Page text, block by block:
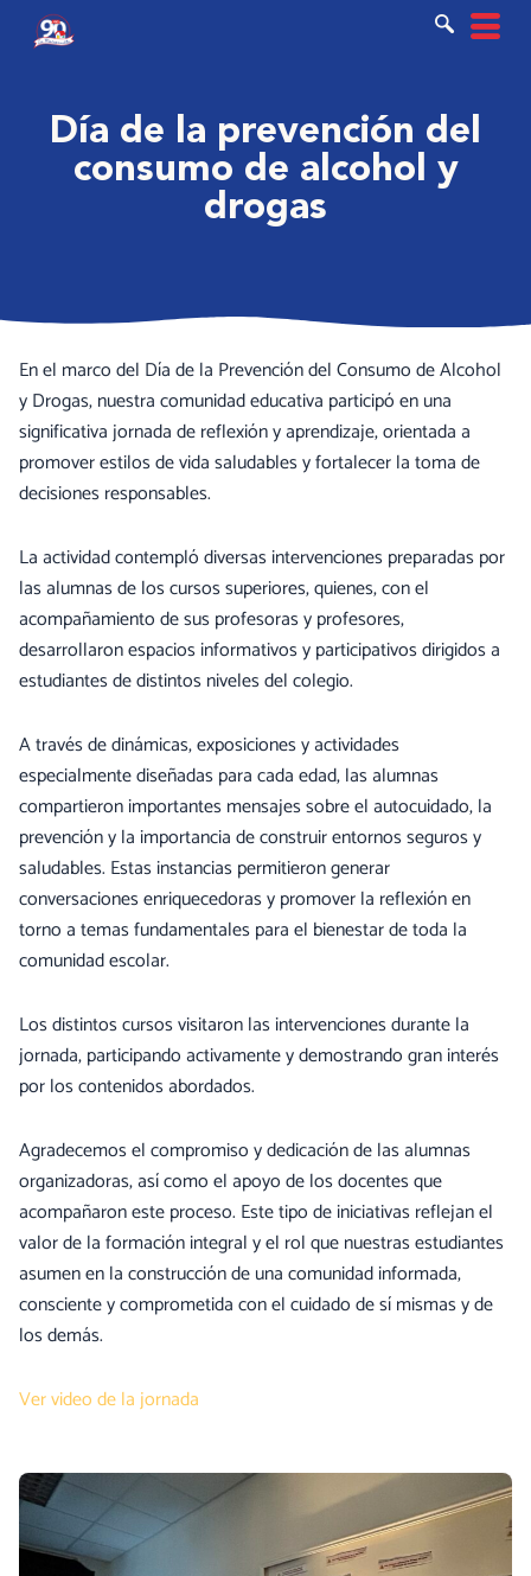
Día de la prevención del
consumo de alcohol y
drogas
En el marco del Día de la Prevención del Consumo de Alcohol
y Drogas, nuestra comunidad educativa participó en una
significativa jornada de reflexión y aprendizaje, orientada a
promover estilos de vida saludables y fortalecer la toma de
decisiones responsables.
La actividad contempló diversas intervenciones preparadas por
las alumnas de los cursos superiores, quienes, con el
acompañamiento de sus profesoras y profesores,
desarrollaron espacios informativos y participativos dirigidos a
estudiantes de distintos niveles del colegio.
A través de dinámicas, exposiciones y actividades
especialmente diseñadas para cada edad, las alumnas
compartieron importantes mensajes sobre el autocuidado, la
prevención y la importancia de construir entornos seguros y
saludables. Estas instancias permitieron generar
conversaciones enriquecedoras y promover la reflexión en
torno a temas fundamentales para el bienestar de toda la
comunidad escolar.
Los distintos cursos visitaron las intervenciones durante la
jornada, participando activamente y demostrando gran interés
por los contenidos abordados.
Agradecemos el compromiso y dedicación de las alumnas
organizadoras, así como el apoyo de los docentes que
acompañaron este proceso. Este tipo de iniciativas reflejan el
valor de la formación integral y el rol que nuestras estudiantes
asumen en la construcción de una comunidad informada,
consciente y comprometida con el cuidado de sí mismas y de
los demás.
Ver video de la jornada